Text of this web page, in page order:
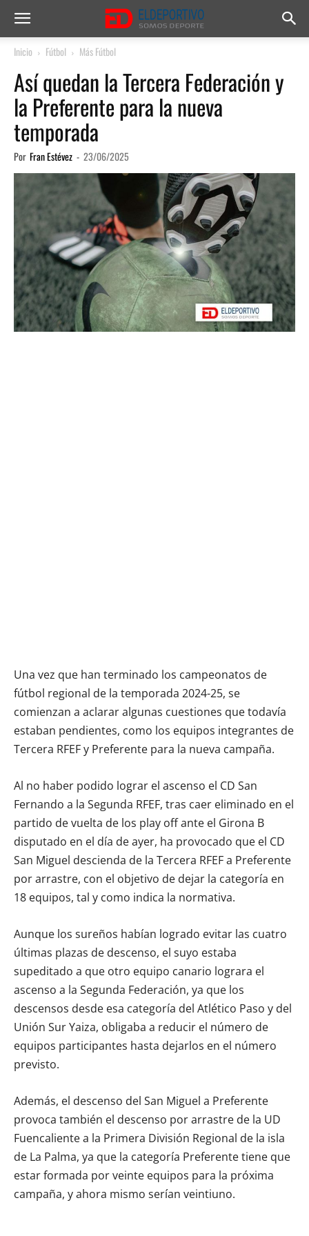
Inicio Fútbol Más Fútbol
Así quedan la Tercera Federación y
la Preferente para la nueva
temporada
Por Fran Estévez - 23/06/2025
Una vez que han terminado los campeonatos de
fútbol regional de la temporada 2024-25, se
comienzan a aclarar algunas cuestiones que todavía
estaban pendientes, como los equipos integrantes de
Tercera RFEF y Preferente para la nueva campaña.
Al no haber podido lograr el ascenso el CD San
Fernando a la Segunda RFEF, tras caer eliminado en el
partido de vuelta de los play off ante el Girona B
disputado en el día de ayer, ha provocado que el CD
San Miguel descienda de la Tercera RFEF a Preferente
por arrastre, con el objetivo de dejar la categoría en
18 equipos, tal y como indica la normativa.
Aunque los sureños habían logrado evitar las cuatro
últimas plazas de descenso, el suyo estaba
supeditado a que otro equipo canario lograra el
ascenso a la Segunda Federación, ya que los
descensos desde esa categoría del Atlético Paso y del
Unión Sur Yaiza, obligaba a reducir el número de
equipos participantes hasta dejarlos en el número
previsto.
Además, el descenso del San Miguel a Preferente
provoca también el descenso por arrastre de la UD
Fuencaliente a la Primera División Regional de la isla
de La Palma, ya que la categoría Preferente tiene que
estar formada por veinte equipos para la próxima
campaña, y ahora mismo serían veintiuno.